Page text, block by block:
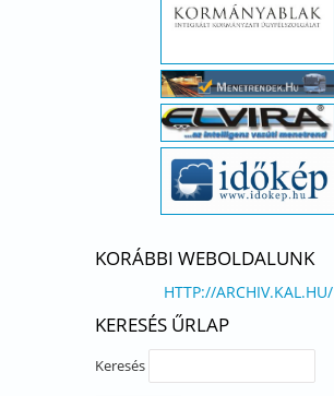
KORÁBBI WEBOLDALUNK
HTTP://ARCHIV.KAL.HU/
KERESÉS ŰRLAP
Keresés